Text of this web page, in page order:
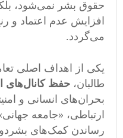
حقوق بشر نمی‌شود،
افزایش عدم اعتماد و
می‌گردد.
یکی از اهداف اصلی
طالبان، حفظ کانال‌های
بحران‌های انسانی و
ارتباطی، «جامعه
رساندن کمک‌های